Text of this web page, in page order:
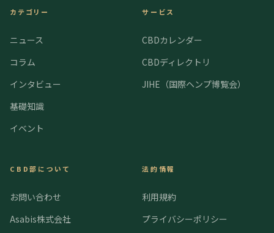
カテゴリー
ニュース
コラム
インタビュー
基礎知識
イベント
サービス
CBDカレンダー
CBDディレクトリ
JIHE（国際ヘンプ博覧会）
CBD部について
お問い合わせ
Asabis株式会社
法的情報
利用規約
プライバシーポリシー